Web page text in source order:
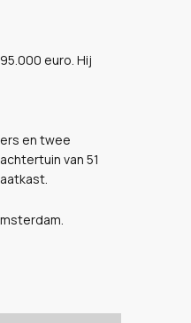
euro. Hij
en twee
van 51